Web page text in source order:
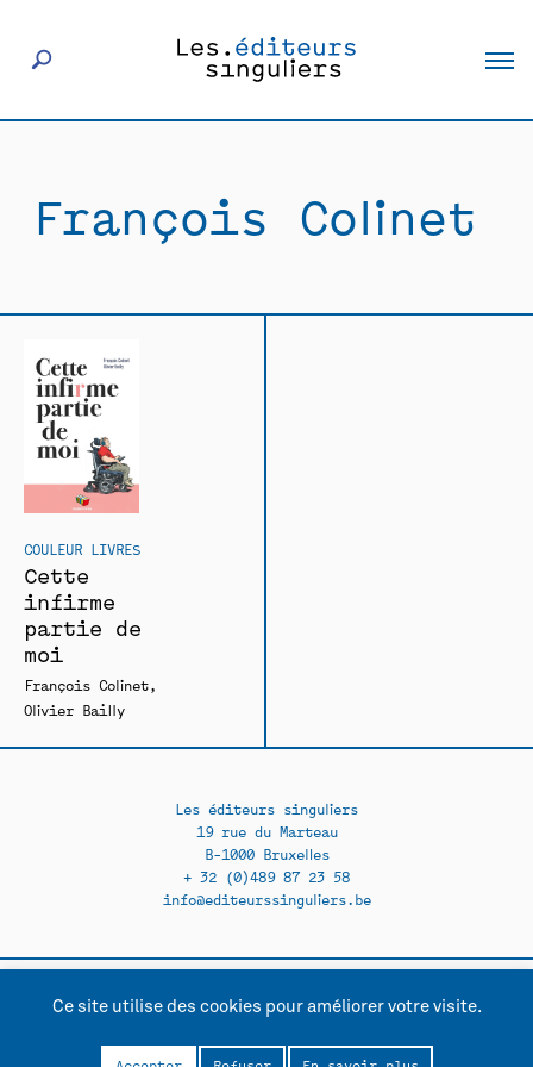
Éditeurs
Actualités
Rencontres
François Colinet
COULEUR LIVRES
Cette
infirme
partie de
moi
François Colinet
Olivier Bailly
Les éditeurs singuliers
19 rue du Marteau
B-1000 Bruxelles
+ 32 (0)489 87 23 58
info@editeurssinguliers.be
Facebook →
Instagram →
Contact
Politique de confidentialité
Ce site utilise des cookies pour améliorer votre visite.